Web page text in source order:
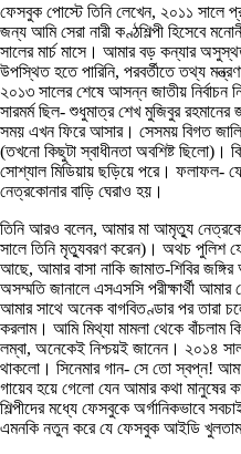
ফেসবুক পোস্টে তিনি লেখেন, ২০১১ সালে
জন্য আমি সেরা নারী কণ্ঠশিল্পী হিসেবে
সালের মার্চ মাসে। আমার বড় কন্যার
উপস্থিত হতে পারিনি, পরবর্তীতে তথ্য
২০১৩ সালের শেষে আসন্ন জাতীয় নির্বাচন
সারমর্ম ছিল- শুধুমাত্র শেখ মুজিবুর
সময় এখন ফিরে আসার। সেসময় বিগত
(তখনো কিছুটা স্বাধীনতা অবশিষ্ট ছিলো)।
সোশ্যাল মিডিয়ায় ছড়িয়ে পরে। ফলাফল-
নেত্রকোনার বাড়ি ঘেরাও হয়।
তিনি আরও বলেন, আমার মা আমৃত্যু
সালে তিনি মৃত্যুবরণ করেন)। অথচ পুলিশ
আছে, আমার বাসা নাকি জামাত-শিবির
অসম্মতি জানালে এসএসসি পরীক্ষার্থী
আমার সাথে অনেক বাগবিতণ্ডার পর তারা
করলাম। আমি মিথ্যা মামলা থেকে বাঁচলাম
লম্বা, অনেকেই নিশ্চয়ই জানেন। ২০১৪
থাকলো। সিনেমার গান- সে তো স্বপ্ন!
গায়েব হয়ে গেলো যেন আমার কথা মানুষের
শিল্পীদের মধ্যে ফেসবুকে অর্গানিকভাবে
এমনকি নতুন করে যে ফেসবুক আইডি খুলতাম